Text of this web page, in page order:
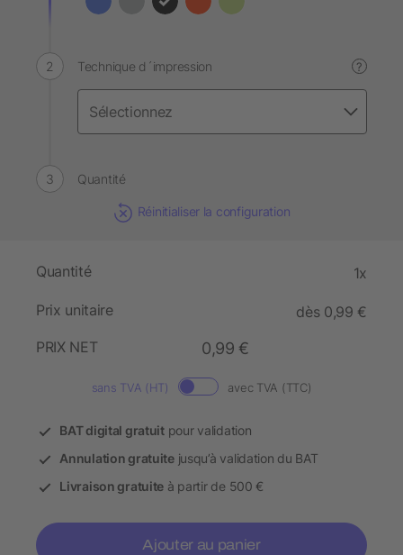
Technique d´impression ?
Quantité
Réinitialiser la configuration
Quantité 1x
Prix unitaire
dès 0,99 €
PRIX NET
0,99 €
sans TVA (HT) avec TVA (TTC)
BAT digital gratuitpour validation
Annulation gratuitejusqu’à validation du BAT
Livraison gratuite à partir de 500 €
Ajouter au panier